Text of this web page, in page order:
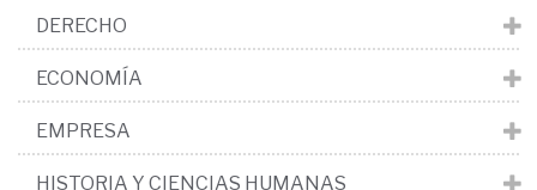
DERECHO
ECONOMÍA
EMPRESA
HISTORIA Y CIENCIAS HUMANAS